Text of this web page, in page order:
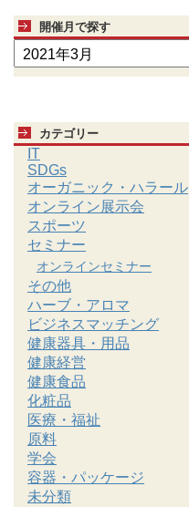
開催月で探す
カテゴリー
IT
SDGs
オーガニック・ハラール
オンライン展示会
スポーツ
セミナー
オンラインセミナー
その他
ハーブ・アロマ
ビジネスマッチング
健康器具・用品
健康経営
健康食品
化粧品
医療・福祉
原料
学会
容器・パッケージ
未分類